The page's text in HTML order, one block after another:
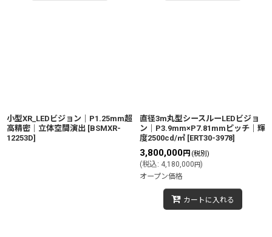
小型XR_LEDビジョン｜P1.25mm超
高精密｜立体空間演出 [BSMXR-
12253D]
直径3m丸型シースルーLEDビジョ
ン｜P3.9mm×P7.81mmピッチ｜輝
度2500cd/㎡ [ERT30-3978]
3,800,000円 (税別)
(税込: 4,180,000円)
オープン価格
カートに入れる